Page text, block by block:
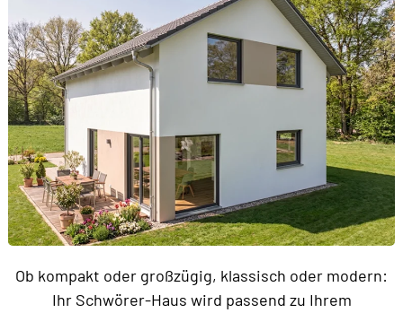
Ob kompakt oder großzügig, klassisch oder modern:
Ihr Schwörer-Haus wird passend zu Ihrem